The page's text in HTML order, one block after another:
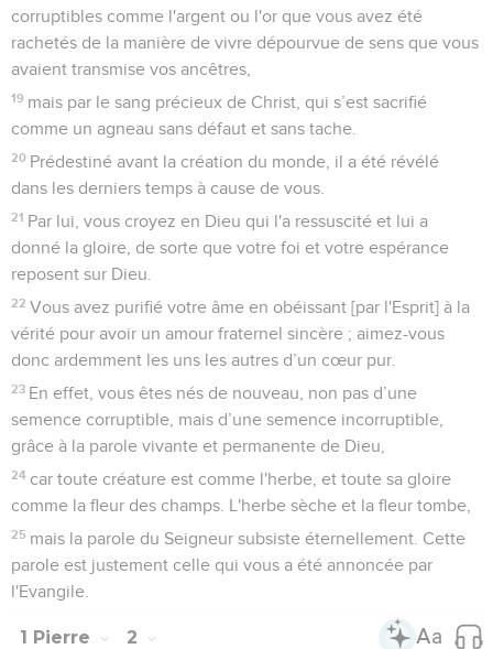
corruptibles comme l'argent ou l'or que vous avez été
rachetés de la manière de vivre dépourvue de sens que vous
avaient transmise vos ancêtres,
19 mais par le sang précieux de Christ, qui s’est sacrifié
comme un agneau sans défaut et sans tache.
20 Prédestiné avant la création du monde, il a été révélé
dans les derniers temps à cause de vous.
21 Par lui, vous croyez en Dieu qui l'a ressuscité et lui a
donné la gloire, de sorte que votre foi et votre espérance
reposent sur Dieu.
22 Vous avez purifié votre âme en obéissant [par l'Esprit] à la
vérité pour avoir un amour fraternel sincère ; aimez-vous
donc ardemment les uns les autres d’un cœur pur.
23 En effet, vous êtes nés de nouveau, non pas d’une
semence corruptible, mais d’une semence incorruptible,
grâce à la parole vivante et permanente de Dieu,
24 car toute créature est comme l'herbe, et toute sa gloire
comme la fleur des champs. L'herbe sèche et la fleur tombe,
25 mais la parole du Seigneur subsiste éternellement. Cette
parole est justement celle qui vous a été annoncée par
l'Evangile.
1 Pierre 2